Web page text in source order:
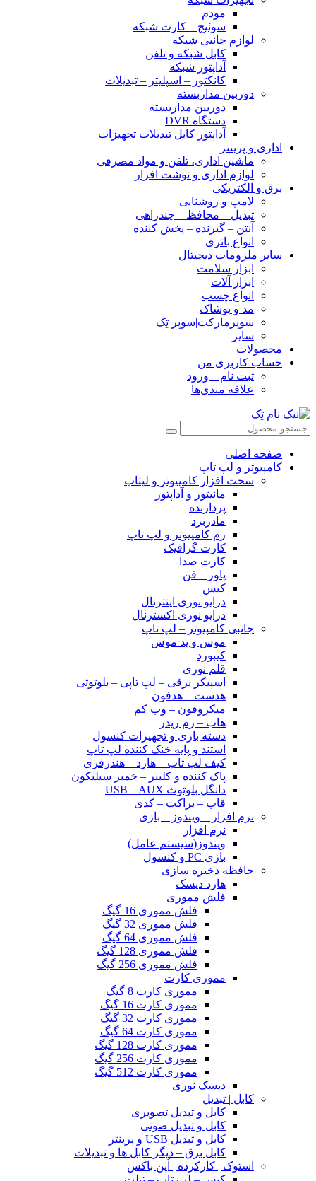
مودم
سوئیچ – کارت شبکه
لوازم جانبی شبکه
کابل شبکه و تلفن
آداپتور شبکه
کانکتور – اسپلیتر – تبدیلات
دوربین مداربسته
دوربین مداربسته
دستگاه DVR
آداپتور کابل تبدیلات تجهیزات
اداری و پرینتر
ماشین اداری، تلفن و مواد مصرفی
لوازم اداری و نوشت افزار
برق و الکتریکی
لامپ و روشنایی
تبدیل – محافظ – چندراهی
آنتن – گیرنده – پخش کننده
انواع باتری
سایر ملزومات دیجیتال
ابزار سلامت
ابزار آلات
انواع چسب
مد و پوشاک
سوپرمارکت|سوپر تِک
سایر
محصولات
حساب کاربری من
ثبت نام _ ورود
علاقه مندی‌ها
صفحه اصلی
کامپیوتر و‌‌‌‌‌ لپ تاپ
سخت افزار کامپیوتر و لپتاپ
مانیتور و آداپتور
پردازنده
مادربرد
رم کامپیوتر و لپ تاپ
کارت گرافیک
کارت صدا
پاور – فن
کیس
درایو نوری اینترنال
درایو نوری اکسترنال
جانبی کامپیوتر – لپ تاپ
موس و پد موس
کیبورد
قلم نوری
اسپیکر برقی – لپ تاپی – بلوتوثی
هدست – هدفون
میکروفون – وب کم
هاب – رم ریدر
دسته بازی و تجهیزات کنسول
استند و پایه خنک کننده لپ تاپ
کیف لپ تاپ – هارد – هندزفری
پاک کننده و کلینر – خمیر سیلیکون
دانگل بلوتوث USB – AUX
قاب – براکت – کدی
نرم افزار – ویندوز – بازی
نرم افزار
ویندوز(سیستم عامل)
بازی PC و کنسول
حافظه ذخیره سازی
هارد دیسک
فلش مموری
فلش مموری 16 گیگ
فلش مموری 32 گیگ
فلش مموری 64 گیگ
فلش مموری 128 گیگ
فلش مموری 256 گیگ
مموری کارت
مموری کارت 8 گیگ
مموری کارت 16 گیگ
مموری کارت 32 گیگ
مموری کارت 64 گیگ
مموری کارت 128 گیگ
مموری کارت 256 گیگ
مموری کارت 512 گیگ
دیسک نوری
کابل | تبدیل
کابل و تبدیل تصویری
کابل و تبدیل صوتی
کابل و تبدیل USB و پرینتر
کابل برق – دیگر کابل ها و تبدیلات
استوک | کارکرده | اُپن باکس